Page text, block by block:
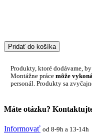
Pridať do košíka
Produkty, ktoré dodávame,
Montážne práce môže
personál. Produkty sa
Máte otázku?
Informovať od 8-9h a 13-14h